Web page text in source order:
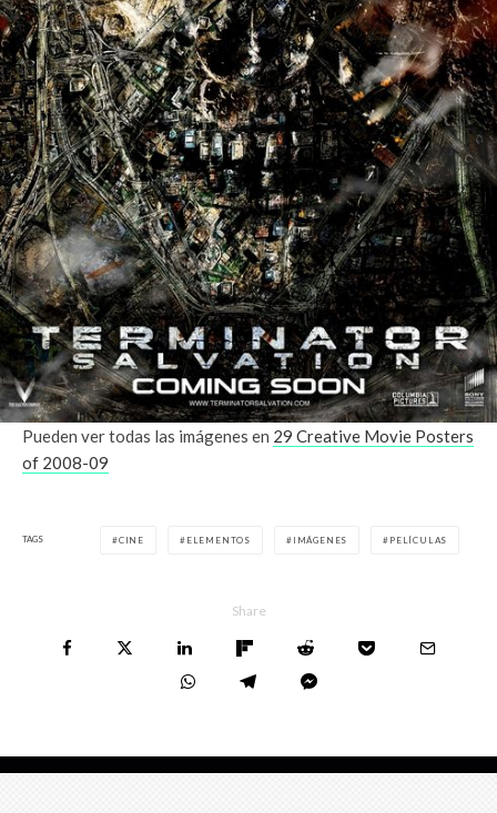
Pueden ver todas las imágenes en 29 Creative Movie Posters
of 2008-09
TAGS CINE ELEMENTOS IMÁGENES PELÍCULAS
Share